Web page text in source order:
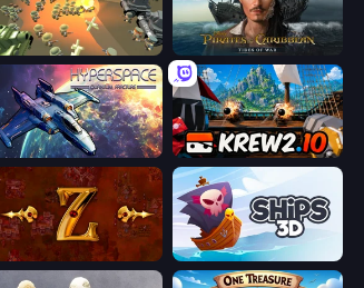
WW1 Battle Simulator
Hyperspace: Quantum Fracture Krew.io
Tzared Ships 3D